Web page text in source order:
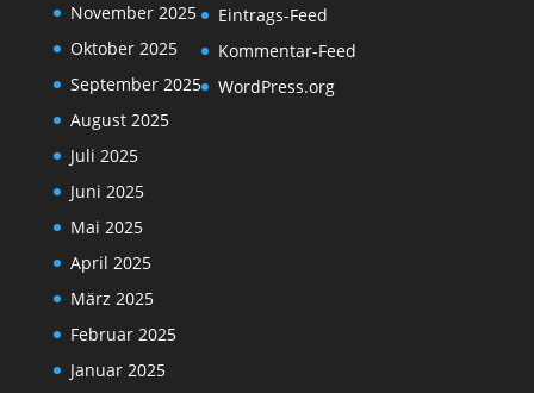
November 2025
Oktober 2025
September 2025
August 2025
Juli 2025
Juni 2025
Mai 2025
April 2025
März 2025
Februar 2025
Januar 2025
Eintrags-Feed
Kommentar-Feed
WordPress.org